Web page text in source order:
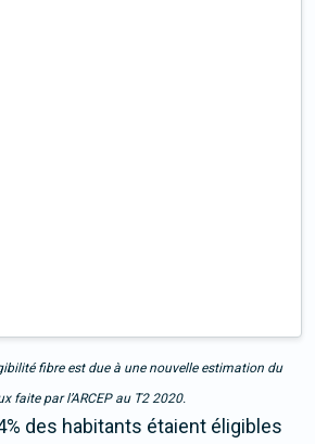
fibre est due à une nouvelle estimation du
faite par l’ARCEP au T2 2020.
des habitants étaient éligibles